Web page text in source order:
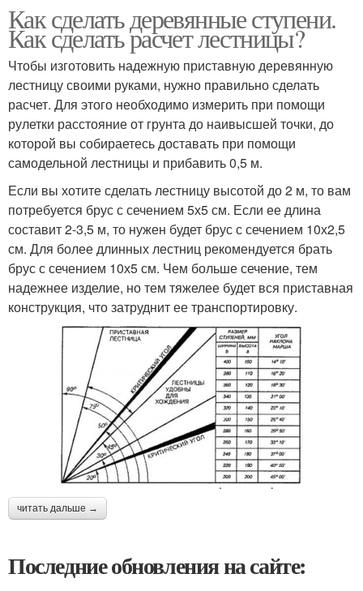
Как сделать деревянные ступени.
Как сделать расчет лестницы?
Чтобы изготовить надежную приставную деревянную
лестницу своими руками, нужно правильно сделать
расчет. Для этого необходимо измерить при помощи
рулетки расстояние от грунта до наивысшей точки, до
которой вы собираетесь доставать при помощи
самодельной лестницы и прибавить 0,5 м.
Если вы хотите сделать лестницу высотой до 2 м, то вам
потребуется брус с сечением 5х5 см. Если ее длина
составит 2-3,5 м, то нужен будет брус с сечением 10х2,5
см. Для более длинных лестниц рекомендуется брать
брус с сечением 10х5 см. Чем больше сечение, тем
надежнее изделие, но тем тяжелее будет вся приставная
конструкция, что затруднит ее транспортировку.
читать дальше →
Последние обновления на сайте: